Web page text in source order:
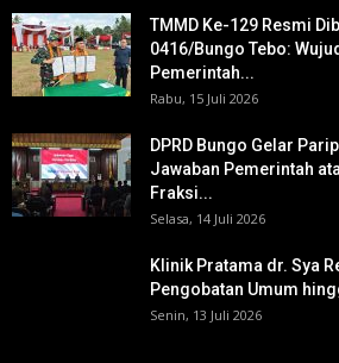
TMMD Ke-129 Resmi
0416/Bungo Tebo:
Pemerintah...
Rabu, 15 Juli 2026
DPRD Bungo Gelar
Jawaban Pemerintah
Fraksi...
Selasa, 14 Juli 2026
Klinik Pratama dr. Sya
Pengobatan Umum
Senin, 13 Juli 2026